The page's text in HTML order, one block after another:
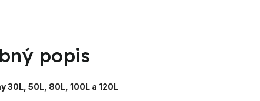
popis
30L, 50L, 80L, 100L a 120L